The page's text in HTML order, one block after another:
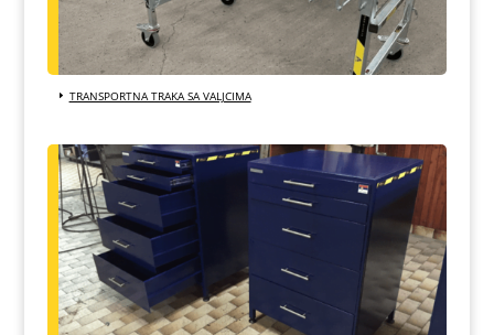
TRANSPORTNA TRAKA SA VALJCIMA